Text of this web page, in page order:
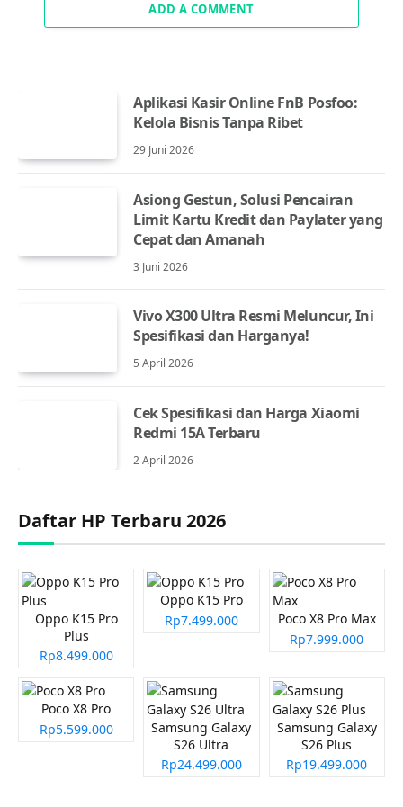
ADD A COMMENT
Aplikasi Kasir Online FnB Posfoo:
Kelola Bisnis Tanpa Ribet
29 Juni 2026
Asiong Gestun, Solusi Pencairan
Limit Kartu Kredit dan Paylater yang
Cepat dan Amanah
3 Juni 2026
Vivo X300 Ultra Resmi Meluncur, Ini
Spesifikasi dan Harganya!
5 April 2026
Cek Spesifikasi dan Harga Xiaomi
Redmi 15A Terbaru
2 April 2026
Daftar HP Terbaru 2026
Oppo K15 Pro
Plus
Rp8.499.000
Oppo K15 Pro
Rp7.499.000
Poco X8 Pro Max
Rp7.999.000
Poco X8 Pro
Rp5.599.000
Samsung Galaxy
S26 Ultra
Rp24.499.000
Samsung Galaxy
S26 Plus
Rp19.499.000